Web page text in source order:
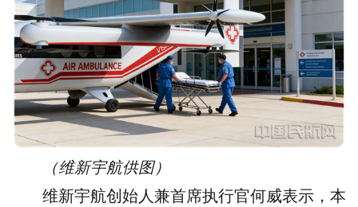
（维新宇航供图）
维新宇航创始人兼首席执行官何威表示 ，本